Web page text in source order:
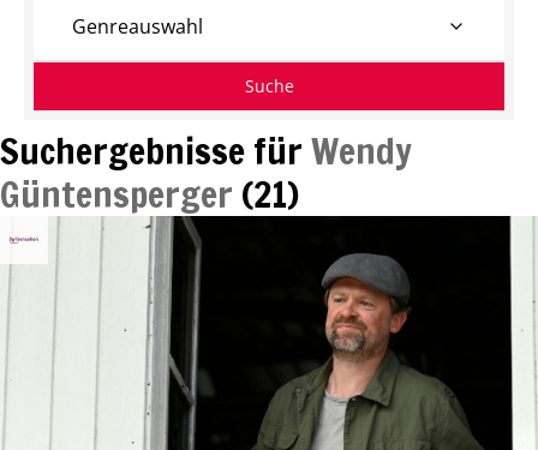
Suchergebnisse fürWendy
Güntensperger (21)
Genreauswahl
Suche